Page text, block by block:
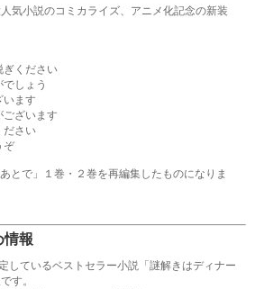
気小説のコミカライズ、アニメ化記念の新装
ぎください
しょう
います
ございます
ださい
ぞ
とで」１巻・２巻を再編集したものになりま
情報
しているベストセラー小説「謎解きはディナー
す。